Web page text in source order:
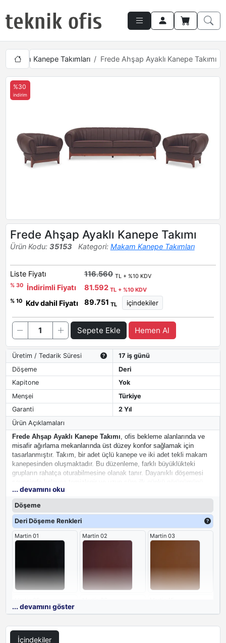
Makam Kanepe Takımları Frede Ahşap Ayaklı Kanepe Takımı
%30
indirim
Frede Ahşap Ayaklı Kanepe Takımı
Ürün Kodu: 35153 Kategori: Makam Kanepe Takımları
Liste Fiyatı 116.560 TL + %10 KDV
% 30
İndirimli Fiyatı 81.592 TL + %10 KDV
% 10
Kdv dahil Fiyatı 89.751 TL
Sepete Ekle Hemen Al
Üretim / Tedarik Süresi
17 iş günü
Döşeme
Deri
Kapitone
Yok
Menşei
Türkiye
Garanti
2 Yıl
Ürün Açıklamaları
Frede Ahşap Ayaklı Kanepe Takımı , ofis bekleme alanlarında ve
misafir ağırlama mekanlarında üst düzey konfor sağlamak için
tasarlanmıştır. Takım, bir adet üçlü kanepe ve iki adet tekli makam
kanepesinden oluşmaktadır. Bu düzenleme, farklı büyüklükteki
grupların rahatça oturabilmesine olanak tanır. Dayanıklı döşemesi
korur. Bulüks makam kanepe takımı
davetkar bir atmosfer yaratmak için idealdir.
... devamını oku
Döşeme
Deri Döşeme Renkleri
Martin 01 Martin 02 Martin 03
... devamını göster
İçindekiler